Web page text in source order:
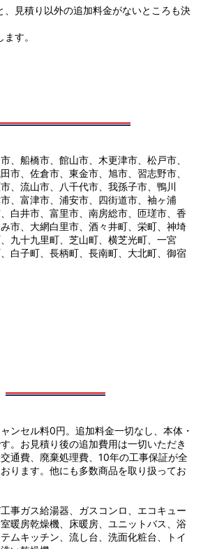
、見積り以外の追加料金がないところも決
す。
、船橋市、館山市、木更津市、松戸市、
市、佐倉市、東金市、旭市、習志野市、
、流山市、八千代市、我孫子市、鴨川
、富津市、浦安市、四街道市、袖ヶ浦
白井市、富里市、南房総市、匝瑳市、香
市、大網白里市、酒々井町、栄町、神埼
九十九里町、芝山町、横芝光町、一宮
白子町、長柄町、長南町、大北町、御宿
ンセル料0円。追加料金一切なし、本体・
。お見積り後の追加費用は一切いただき
通費、廃棄処理費、10年の工事保証が全
ります。他にも多数商品を取り扱ってお
事ガス給湯器、ガスコンロ、エコキュー
暖房乾燥機、床暖房、ユニットバス、浴
ムキッチン、流し台、洗面化粧台、トイ